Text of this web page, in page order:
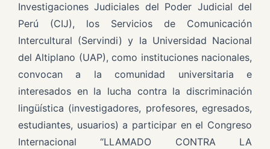
Investigaciones Judiciales del Poder Judicial del
Perú (CIJ), los Servicios de Comunicación
Intercultural (Servindi) y la Universidad Nacional
del Altiplano (UAP), como instituciones nacionales,
convocan a la comunidad universitaria e
interesados en la lucha contra la discriminación
lingüística (investigadores, profesores, egresados,
estudiantes, usuarios) a participar en el Congreso
Internacional “LLAMADO CONTRA LA